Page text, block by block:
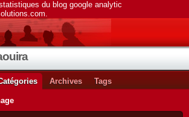
du blog google analytic
Archives Tags